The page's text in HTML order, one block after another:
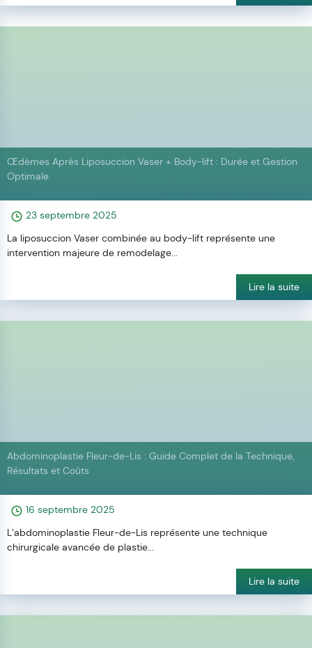
23 septembre 2025
Œdèmes Après Liposuccion Vaser + Body-lift : Durée et Gestion
Optimale
La liposuccion Vaser combinée au body-lift représente une
intervention majeure de remodelage...
Lire la suite
16 septembre 2025
Abdominoplastie Fleur-de-Lis : Guide Complet de la Technique,
Résultats et Coûts
L’abdominoplastie Fleur-de-Lis représente une technique
chirurgicale avancée de plastie...
Lire la suite